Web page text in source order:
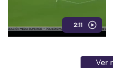
2:11
Ver